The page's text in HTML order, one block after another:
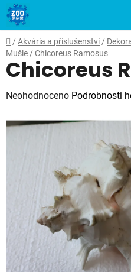
Přejít
na
obsah
Domů
/ Akvária a příslušenství /
Mušle / Chicoreus Ramosus
Chicoreus
Průměrné
produktu
hvězdiček.
Neohodnoceno Podrobnosti